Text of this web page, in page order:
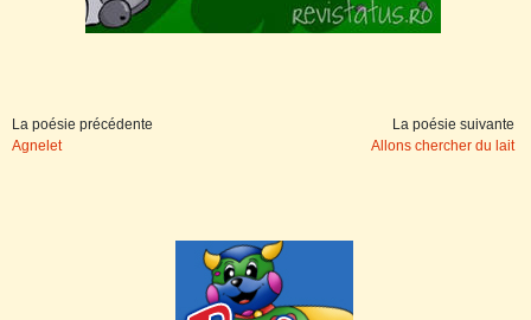
La poésie précédente
Agnelet
La poésie suivante
Allons chercher du lait